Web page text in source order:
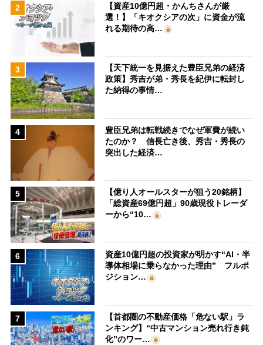
2
【資産10億円超・かんちさんが厳
選！】「キオクシアの次」に資金が流
れる期待の高…
3
【天下統一を見据えた豊臣兄弟の経済
政策】秀吉が弟・秀長を紀伊に転封し
た納得の事情…
4
豊臣兄弟は転戦続きでなぜ軍費が続い
たのか？ 信長亡き後、秀吉・秀長の
突出した経済…
5
【億り人オールスターが狙う20銘柄】
「総資産69億円超」90歳現役トレーダ
ーから“10…
6
資産10億円超の投資家が明かす“AI・半
導体相場に乗らなかった理由” フルポ
ジション…
7
【首都圏の不動産価格「危ない駅」ラ
ンキング】“中古マンション売れ行き鈍
化”のワー…